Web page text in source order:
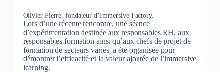
Olivier Pierre, fondateur d’Immersive Factory.
Lors d’une récente rencontre, une séance
d’expérimentation destinée aux responsables RH, aux
responsables formation ainsi qu’aux chefs de projet de
formation de secteurs variés, a été organisée pour
démontrer l’efficacité et la valeur ajoutée de l’immersive
learning.